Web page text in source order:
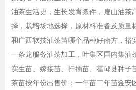
油茶生活史，生长发育条件，扁山油茶
择，栽培场地选择，原材料准备及质量
和广西软技油茶苗哪个品种好南方，裕
一条龙服务油茶加工，叶集区国内集油
实生苗、嫁接苗、扦插苗、霍邱县种子
茶苗按年份出售价：一年苗二年苗金安